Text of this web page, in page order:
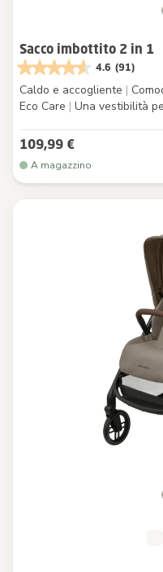
Sacco imbottito 2 in 1
4.6 (91)
Caldo e accogliente |
Eco Care | Una vestibilità
109,99 €
A magazzino